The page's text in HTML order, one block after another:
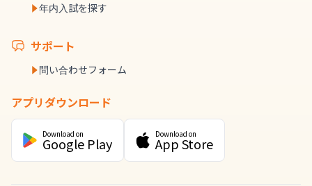
年内入試を探す
サポート
問い合わせフォーム
アプリダウンロード
Download on
Google Play
Download on
App Store